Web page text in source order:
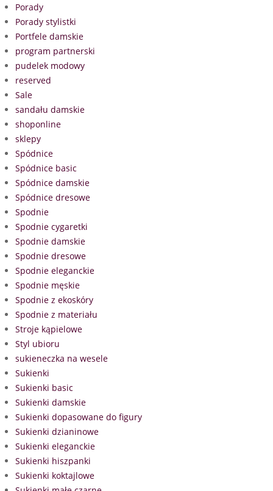
Porady
Porady stylistki
Portfele damskie
program partnerski
pudelek modowy
reserved
Sale
sandału damskie
shoponline
sklepy
Spódnice
Spódnice basic
Spódnice damskie
Spódnice dresowe
Spodnie
Spodnie cygaretki
Spodnie damskie
Spodnie dresowe
Spodnie eleganckie
Spodnie męskie
Spodnie z ekoskóry
Spodnie z materiału
Stroje kąpielowe
Styl ubioru
sukieneczka na wesele
Sukienki
Sukienki basic
Sukienki damskie
Sukienki dopasowane do figury
Sukienki dzianinowe
Sukienki eleganckie
Sukienki hiszpanki
Sukienki koktajlowe